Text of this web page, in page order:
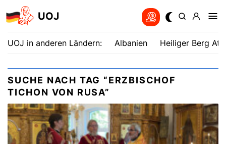
UOJ
UOJ in anderen Ländern: Albanien Heiliger Berg
SUCHE NACH TAG “ERZBISCHOF
TICHON VON RUSA”